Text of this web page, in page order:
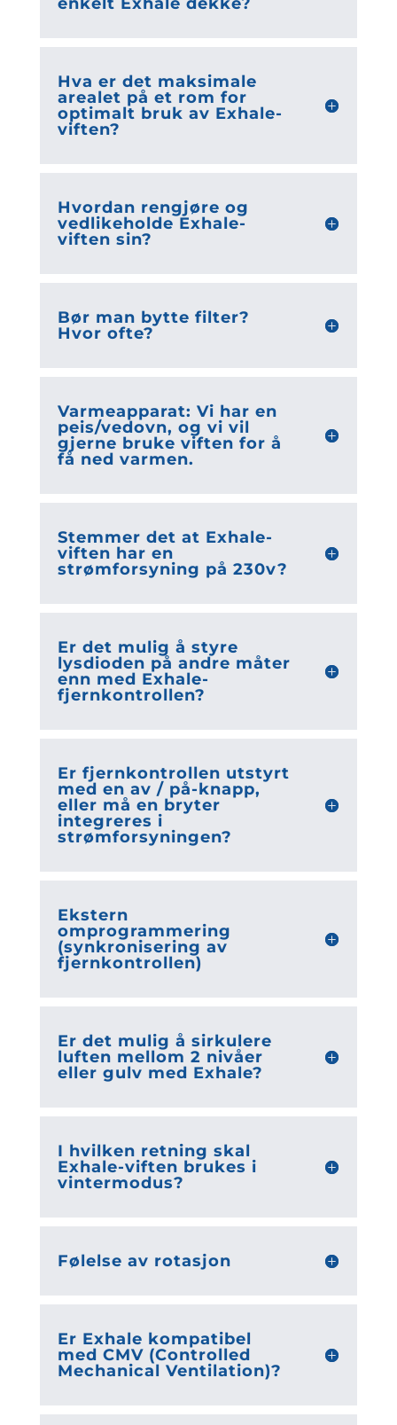
Hva er det maksimale
arealet på et rom for
optimalt bruk av Exhale-
viften?
Hvordan rengjøre og
vedlikeholde Exhale-
viften sin?
Bør man bytte filter?
Hvor ofte?
Varmeapparat: Vi har en
peis/vedovn, og vi vil
gjerne bruke viften for å
få ned varmen.
Stemmer det at Exhale-
viften har en
strømforsyning på 230v?
Er det mulig å styre
lysdioden på andre måter
enn med Exhale-
fjernkontrollen?
Er fjernkontrollen utstyrt
med en av / på-knapp,
eller må en bryter
integreres i
strømforsyningen?
Ekstern
omprogrammering
(synkronisering av
fjernkontrollen)
Er det mulig å sirkulere
luften mellom 2 nivåer
eller gulv med Exhale?
I hvilken retning skal
Exhale-viften brukes i
vintermodus?
Følelse av rotasjon
Er Exhale kompatibel
med CMV (Controlled
Mechanical Ventilation)?